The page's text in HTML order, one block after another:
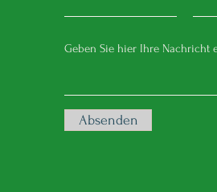
Absenden